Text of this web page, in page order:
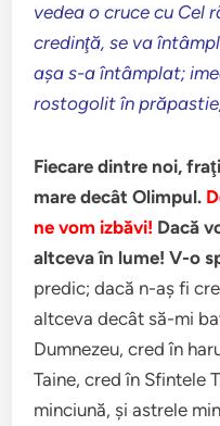
vedea o cruce cu Cel
credinţă, se va
aşa s-a întâmplat;
rostogolit în
Fiecare dintre noi,
mare decât Olimpul.
ne vom izbăvi! Dacă
altceva în lume! V-o
predic; dacă n-aş fi
altceva decât să-mi
Dumnezeu, cred în
Taine, cred în Sfintele
minciună, şi astrele